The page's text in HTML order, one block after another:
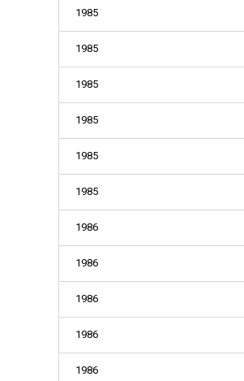
1985
1985
1985
1985
1985
1985
1986
1986
1986
1986
1986